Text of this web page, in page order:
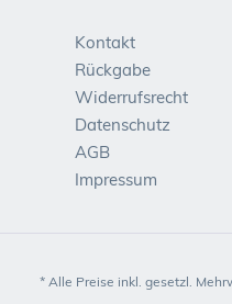
Kontakt
Rückgabe
Widerrufsrecht
Datenschutz
AGB
Impressum
* Alle Preise inkl. gesetzl.